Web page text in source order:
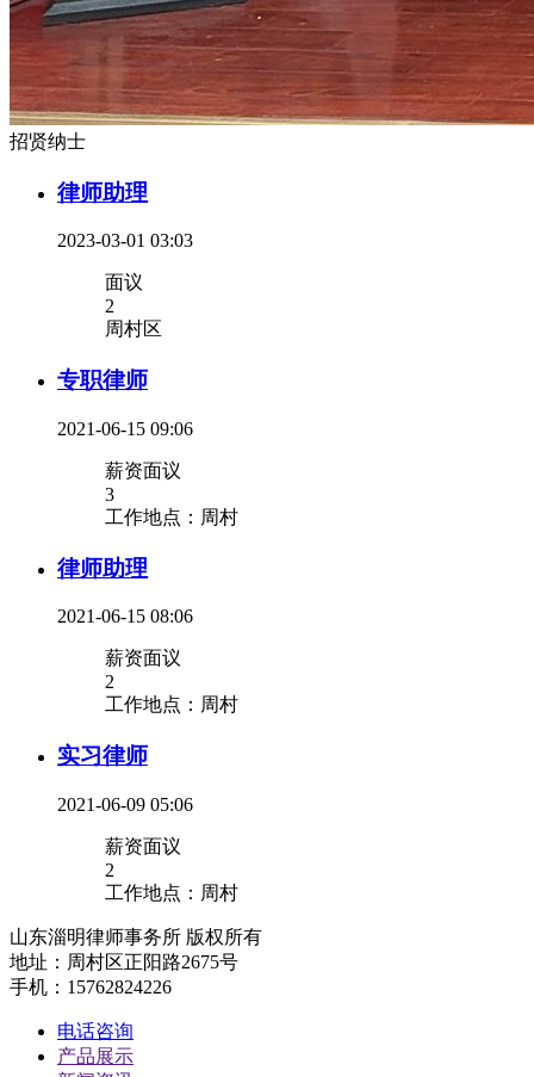
招贤纳士
律师助理
2023-03-01 03:03
面议
2
周村区
专职律师
2021-06-15 09:06
薪资面议
3
工作地点：周村
律师助理
2021-06-15 08:06
薪资面议
2
工作地点：周村
实习律师
2021-06-09 05:06
薪资面议
2
工作地点：周村
山东淄明律师事务所 版权所有
地址：周村区正阳路2675号
手机：15762824226
电话咨询
产品展示